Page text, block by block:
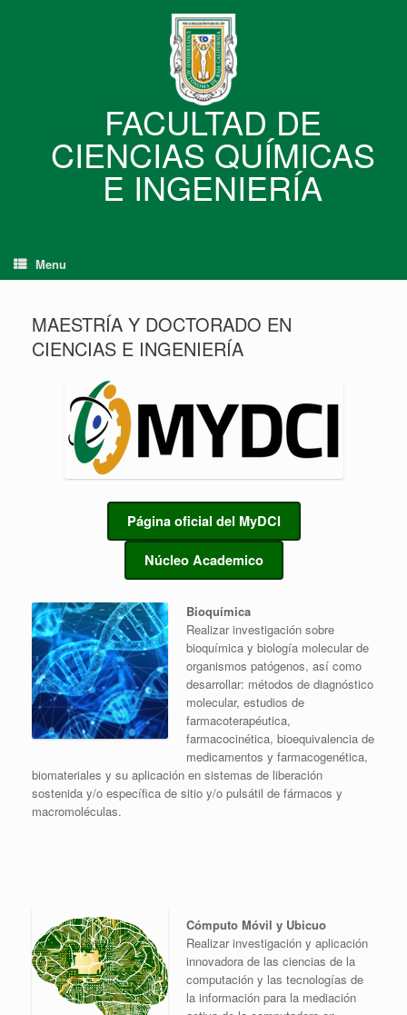
FACULTAD DE
CIENCIAS QUÍMICAS
E INGENIERÍA
Menu
MAESTRÍA Y DOCTORADO EN
CIENCIAS E INGENIERÍA
Página oficial del MyDCI
Núcleo Academico
Bioquímica
Realizar investigación sobre
bioquímica y biología molecular de
organismos patógenos, así como
desarrollar: métodos de diagnóstico
molecular, estudios de
farmacoterapéutica,
farmacocinética, bioequivalencia de
medicamentos y farmacogenética,
biomateriales y su aplicación en sistemas de liberación
sostenida y/o específica de sitio y/o pulsátil de fármacos y
macromoléculas.
Cómputo Móvil y Ubicuo
Realizar investigación y aplicación
innovadora de las ciencias de la
computación y las tecnologías de
la información para la mediación